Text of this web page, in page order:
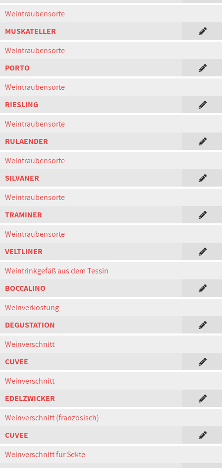
Weintraubensorte
MUSKATELLER
Weintraubensorte
PORTO
Weintraubensorte
RIESLING
Weintraubensorte
RULAENDER
Weintraubensorte
SILVANER
Weintraubensorte
TRAMINER
Weintraubensorte
VELTLINER
Weintrinkgefäß aus dem Tessin
BOCCALINO
Weinverkostung
DEGUSTATION
Weinverschnitt
CUVEE
Weinverschnitt
EDELZWICKER
Weinverschnitt (französisch)
CUVEE
Weinverschnitt für Sekte